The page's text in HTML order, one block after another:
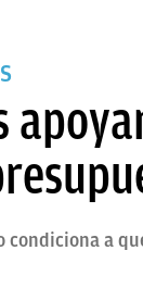
condiciona a